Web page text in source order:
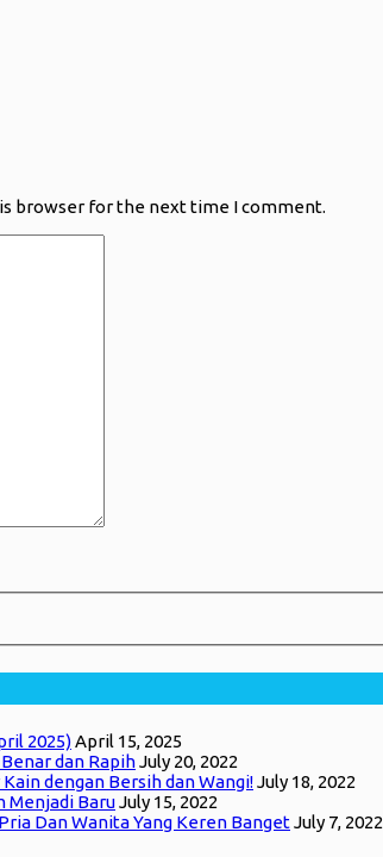
browser for the next time I comment.
2025)April 15, 2025
dan RapihJuly 20, 2022
dengan Bersih dan Wangi!July 18, 2022
Menjadi BaruJuly 15, 2022
Dan Wanita Yang Keren BangetJuly 7, 2022